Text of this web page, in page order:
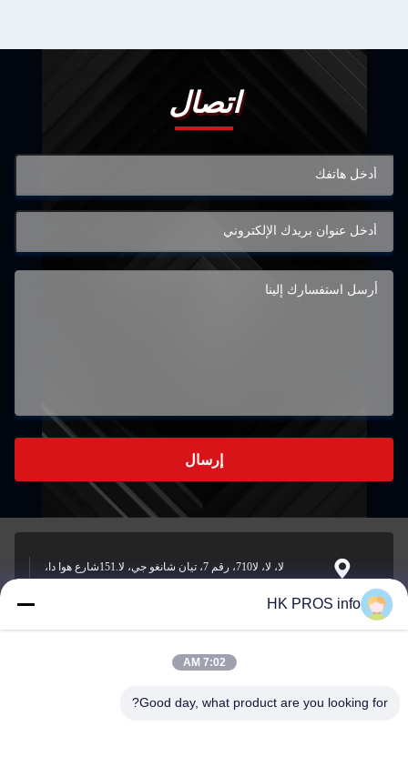
اتصال
إرسال
لا، لا، لا710، رقم 7، تيان شانغو جي، لا.151شارع هوا دا،
البريد
الإلكتروني
HK PROS info
7:02 AM
Good day, what product are you looking for?